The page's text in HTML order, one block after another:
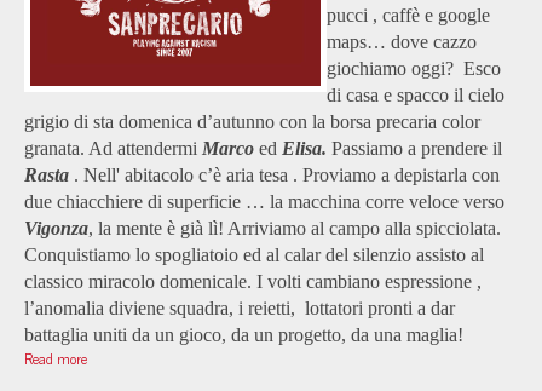
pucci , caffè e google
maps… dove cazzo
giochiamo oggi? Esco
di casa e spacco il cielo
grigio di sta domenica d’autunno con la borsa precaria color
granata. Ad attendermi Marco ed Elisa. Passiamo a prendere il
Rasta . Nell' abitacolo c’è aria tesa . Proviamo a depistarla con
due chiacchiere di superficie … la macchina corre veloce verso
Vigonza, la mente è già lì! Arriviamo al campo alla spicciolata.
Conquistiamo lo spogliatoio ed al calar del silenzio assisto al
classico miracolo domenicale. I volti cambiano espressione ,
l’anomalia diviene squadra, i reietti, lottatori pronti a dar
battaglia uniti da un gioco, da un progetto, da una maglia!
Read more